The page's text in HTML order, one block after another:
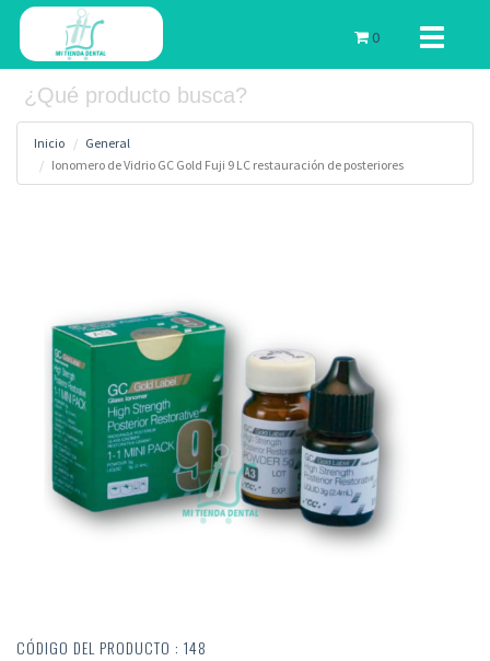
Toggle
0
Inicio
General
Ionomero de Vidrio GC Gold Fuji 9 LC restauración de posteriores
CÓDIGO DEL PRODUCTO : 148